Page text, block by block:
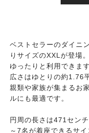
ベストセラーのダイニ
りサイズのXXLが登場
ゆったりと利用できます
広さはゆとりの約1.76
親類や家族が集まるお
ルにも最適です。
円周の長さは471セン
～7名が着座できるサイ